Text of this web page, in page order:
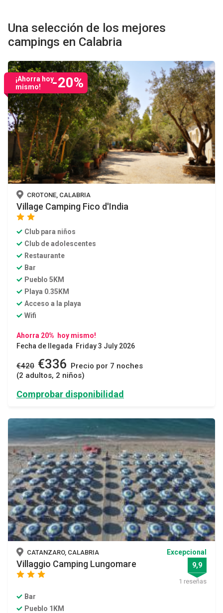
Una selección de los mejores
campings en Calabria
¡Ahorra hoy
mismo!
-20%
CROTONE, CALABRIA
Village Camping Fico d'India
star
Club para niños
Club de adolescentes
Restaurante
Bar
Pueblo 5KM
Playa 0.35KM
Acceso a la playa
Wifi
Ahorra 20% hoy mismo!
Fecha de llegada Friday 3 July 2026
€420 €336 Precio por 7 noches
(2 adultos, 2 niños)
Comprobar disponibilidad
CATANZARO, CALABRIA
Villaggio Camping Lungomare
star star
Excepcional
9,9
1 reseñas
Bar
Pueblo 1KM